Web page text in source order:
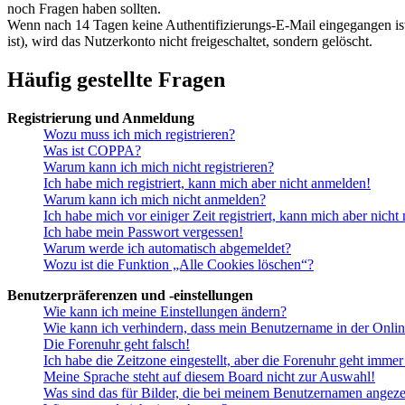
noch Fragen haben sollten.
Wenn nach 14 Tagen keine Authentifizierungs-E-Mail eingegangen
ist), wird das Nutzerkonto nicht freigeschaltet, sondern gelöscht.
Häufig gestellte Fragen
Registrierung und Anmeldung
Wozu muss ich mich registrieren?
Was ist COPPA?
Warum kann ich mich nicht registrieren?
Ich habe mich registriert, kann mich aber nicht anmelden!
Warum kann ich mich nicht anmelden?
Ich habe mich vor einiger Zeit registriert, kann mich aber nicht
Ich habe mein Passwort vergessen!
Warum werde ich automatisch abgemeldet?
Wozu ist die Funktion „Alle Cookies löschen“?
Benutzerpräferenzen und -einstellungen
Wie kann ich meine Einstellungen ändern?
Wie kann ich verhindern, dass mein Benutzername in der
Die Forenuhr geht falsch!
Ich habe die Zeitzone eingestellt, aber die Forenuhr geht
Meine Sprache steht auf diesem Board nicht zur Auswahl!
Was sind das für Bilder, die bei meinem Benutzernamen